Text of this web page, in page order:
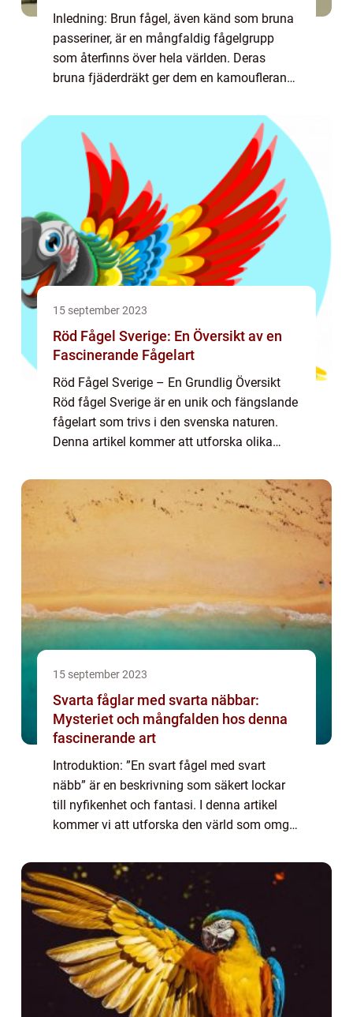
Inledning: Brun fågel, även känd som bruna
passeriner, är en mångfaldig fågelgrupp
som återfinns över hela världen. Deras
bruna fjäderdräkt ger dem en kamouflerande
naturliga miljö. I denna artikel kommer ...
15 september 2023
Röd Fågel Sverige: En Översikt av en
Fascinerande Fågelart
Röd Fågel Sverige – En Grundlig Översikt
Röd fågel Sverige är en unik och fängslande
fågelart som trivs i den svenska naturen.
Denna artikel kommer att utforska olika
naturhistoria, olika arter och ...
15 september 2023
Svarta fåglar med svarta näbbar:
Mysteriet och mångfalden hos denna
fascinerande art
Introduktion: ”En svart fågel med svart
näbb” är en beskrivning som säkert lockar
till nyfikenhet och fantasi. I denna artikel
kommer vi att utforska den värld som omger
intrig och mångfald. Från ...